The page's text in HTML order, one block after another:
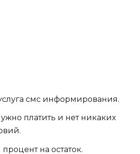
смс информирования.
платить и нет никаких
на остаток.